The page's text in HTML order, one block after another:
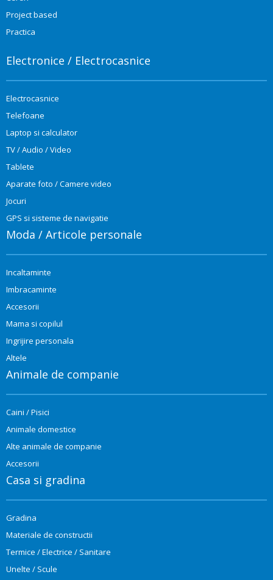
Project based
Practica
Electronice / Electrocasnice
Electrocasnice
Telefoane
Laptop si calculator
TV / Audio / Video
Tablete
Aparate foto / Camere video
Jocuri
GPS si sisteme de navigatie
Moda / Articole personale
Incaltaminte
Imbracaminte
Accesorii
Mama si copilul
Ingrijire personala
Altele
Animale de companie
Caini / Pisici
Animale domestice
Alte animale de companie
Accesorii
Casa si gradina
Gradina
Materiale de constructii
Termice / Electrice / Sanitare
Unelte / Scule